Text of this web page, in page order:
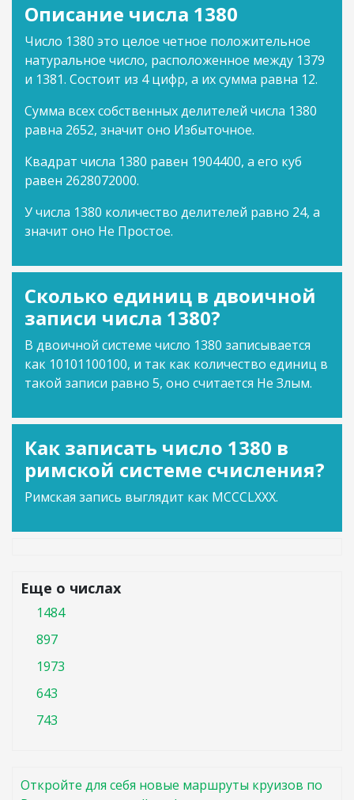
Описание числа 1380
Число 1380 это целое четное положительное
натуральное число, расположенное между 1379
и 1381. Состоит из 4 цифр, а их сумма равна 12.
Сумма всех собственных делителей числа 1380
равна 2652, значит оно Избыточное.
Квадрат числа 1380 равен 1904400, а его куб
равен 2628072000.
У числа 1380 количество делителей равно 24, а
значит оно Не Простое.
Сколько единиц в двоичной
записи числа 1380?
В двоичной системе число 1380 записывается
как 10101100100, и так как количество единиц в
такой записи равно 5, оно считается Не Злым.
Как записать число 1380 в
римской системе счисления?
Римская запись выглядит как MCCCLXXX.
Еще о числах
1484
897
1973
643
743
Откройте для себя новые маршруты круизов по